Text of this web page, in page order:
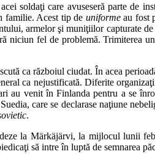
soldaţi care avuseseră parte de
familie. Acest tip de uniformeau fost
armelor şi muniţiilor capturate
niciun fel de problemă. Trimiterea
ca războiul ciudat. În acea
ca nejustificată. Diferite
au venit în Finlanda pentru a se
Suedia, care se declarase naţiune
.
la Märkäjärvi, la mijlocul lunii
să intre în luptă de semnarea